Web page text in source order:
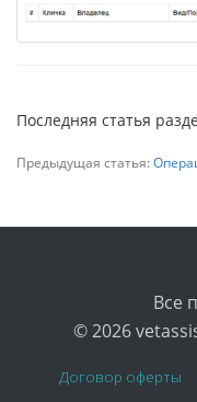
Последняя статья
Предыдущая статья:
Все
© 2026
Договор оферты